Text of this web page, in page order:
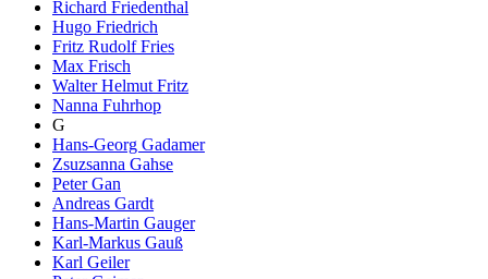
Richard Friedenthal
Hugo Friedrich
Fritz Rudolf Fries
Max Frisch
Walter Helmut Fritz
Nanna Fuhrhop
G
Hans-Georg Gadamer
Zsuzsanna Gahse
Peter Gan
Andreas Gardt
Hans-Martin Gauger
Karl-Markus Gauß
Karl Geiler